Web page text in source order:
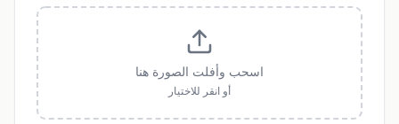
اسحب وأفلت الصورة هنا
أو انقر للاختيار